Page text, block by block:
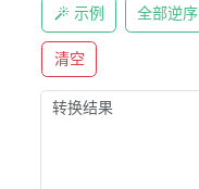
示例 全部逆序
清空